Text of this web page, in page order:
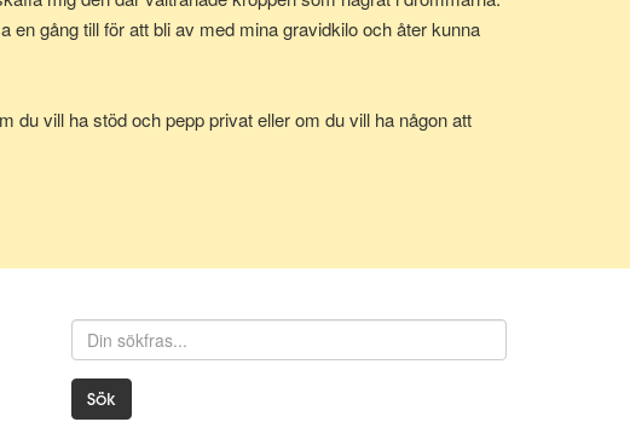
gång till för att bli av med mina gravidkilo och åter kunna
du vill ha stöd och pepp privat eller om du vill ha någon att
Sök